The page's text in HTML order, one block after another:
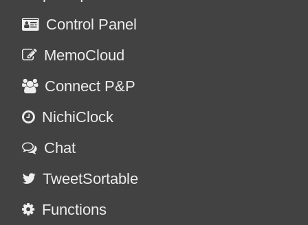
Control Panel
MemoCloud
Connect P&P
NichiClock
Chat
TweetSortable
Functions